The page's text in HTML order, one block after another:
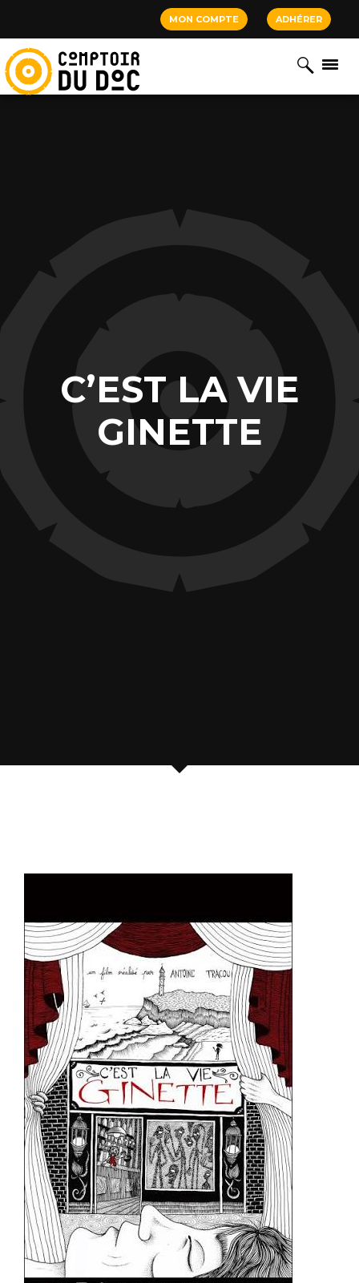
MON COMPTE ADHÉRER
C’EST LA VIE
GINETTE
Cookies management panel